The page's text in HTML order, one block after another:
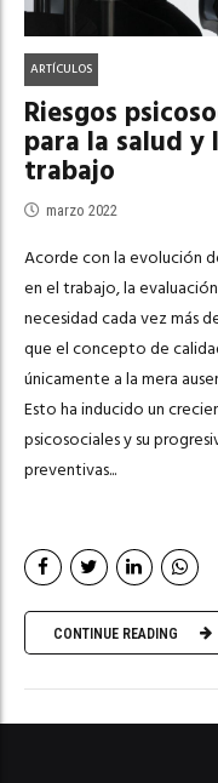
ARTÍCULOS
Riesgos
para la salud y
trabajo
marzo 2022
Acorde con la evolución
en el trabajo, la
necesidad cada vez más
que el concepto de
únicamente a la mera
Esto ha inducido un
psicosociales y su
preventivas...
CONTINUE READING